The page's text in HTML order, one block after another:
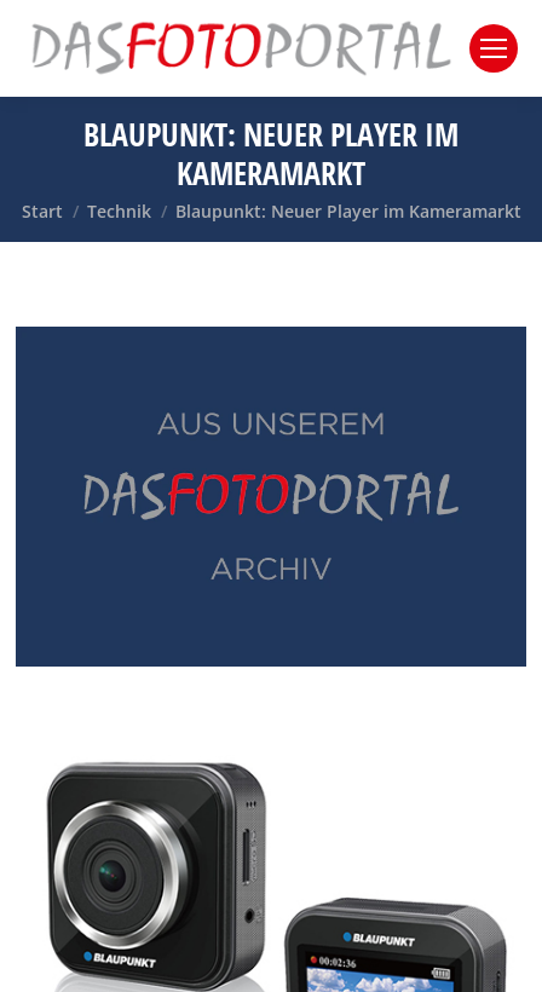
BLAUPUNKT: NEUER PLAYER IM
KAMERAMARKT
Sie befinden sich hier:
Start Technik Blaupunkt: Neuer Player im Kameramarkt